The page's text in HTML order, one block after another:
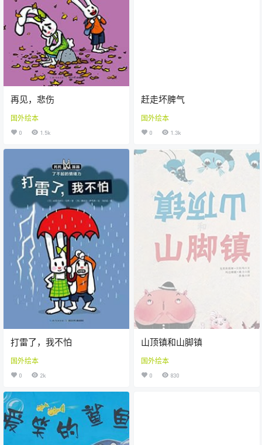
再见，悲伤
国外绘本
0 1.5k
赶走坏脾气
国外绘本
0 1.3k
打雷了，我不怕
国外绘本
0 2k
山顶镇和山脚镇
国外绘本
0 830